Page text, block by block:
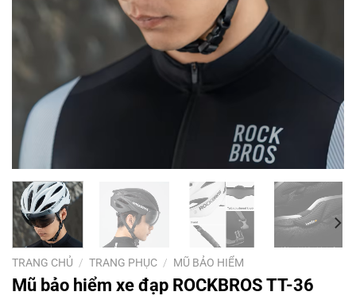
TRANG CHỦ / TRANG PHỤC / MŨ BẢO HIỂM
Mũ bảo hiểm xe đạp ROCKBROS TT-36